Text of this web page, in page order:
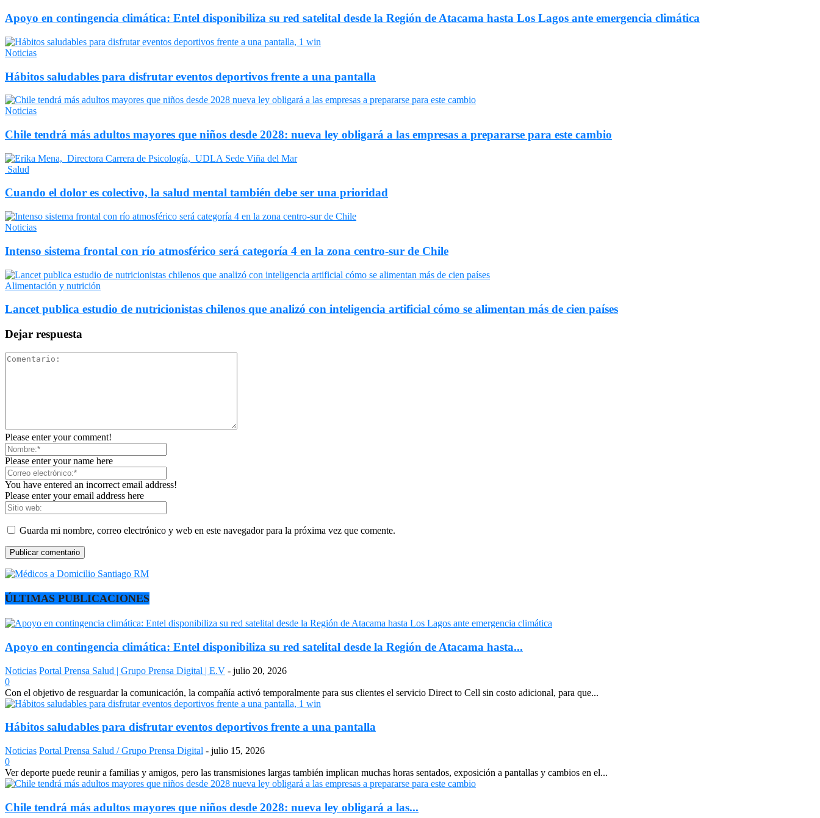
Apoyo en contingencia climática: Entel disponibiliza su red satelital desde la Región de Atacama hasta Los Lagos ante emergencia climática
Noticias
Hábitos saludables para disfrutar eventos deportivos frente a una pantalla
Noticias
Chile tendrá más adultos mayores que niños desde 2028: nueva ley obligará a las empresas a prepararse para este cambio
Salud
Cuando el dolor es colectivo, la salud mental también debe ser una prioridad
Noticias
Intenso sistema frontal con río atmosférico será categoría 4 en la zona centro-sur de Chile
Alimentación y nutrición
Lancet publica estudio de nutricionistas chilenos que analizó con inteligencia artificial cómo se alimentan más de cien países
Dejar respuesta
Please enter your comment!
Please enter your name here
You have entered an incorrect email address!
Please enter your email address here
Guarda mi nombre, correo electrónico y web en este navegador para la próxima vez que comente.
ÚLTIMAS PUBLICACIONES
Apoyo en contingencia climática: Entel disponibiliza su red satelital desde la Región de Atacama hasta...
Noticias Portal Prensa Salud | Grupo Prensa Digital | E.V - julio 20, 2026
0
Con el objetivo de resguardar la comunicación, la compañía activó temporalmente para sus clientes el servicio Direct to Cell sin costo adicional, para que...
Hábitos saludables para disfrutar eventos deportivos frente a una pantalla
Noticias Portal Prensa Salud / Grupo Prensa Digital - julio 15, 2026
0
Ver deporte puede reunir a familias y amigos, pero las transmisiones largas también implican muchas horas sentados, exposición a pantallas y cambios en el...
Chile tendrá más adultos mayores que niños desde 2028: nueva ley obligará a las...